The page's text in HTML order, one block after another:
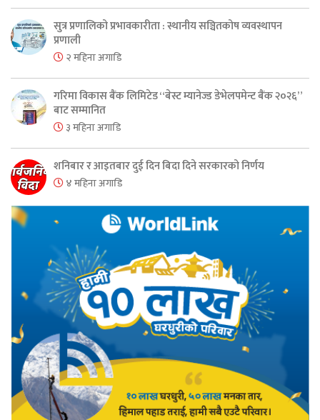
सुत्र प्रणालिको प्रभावकारीता : स्थानीय सञ्चितकोष व्यवस्थापन
प्रणाली
२ महिना अगाडि
गरिमा विकास बैंक लिमिटेड “बेस्ट म्यानेज्ड डेभेलपमेन्ट बैंक २०२६”
बाट सम्मानित
३ महिना अगाडि
शनिबार र आइतबार दुई दिन बिदा दिने सरकारको निर्णय
४ महिना अगाडि